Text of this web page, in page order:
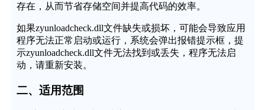
存在，从而节省存储空间并提高代码的效率。
如果zyunloadcheck.dll文件缺失或损坏，可能会导致应用
程序无法正常启动或运行，系统会弹出报错提示框，提
示zyunloadcheck.dll文件无法找到或丢失，程序无法启
动，请重新安装。
二、适用范围